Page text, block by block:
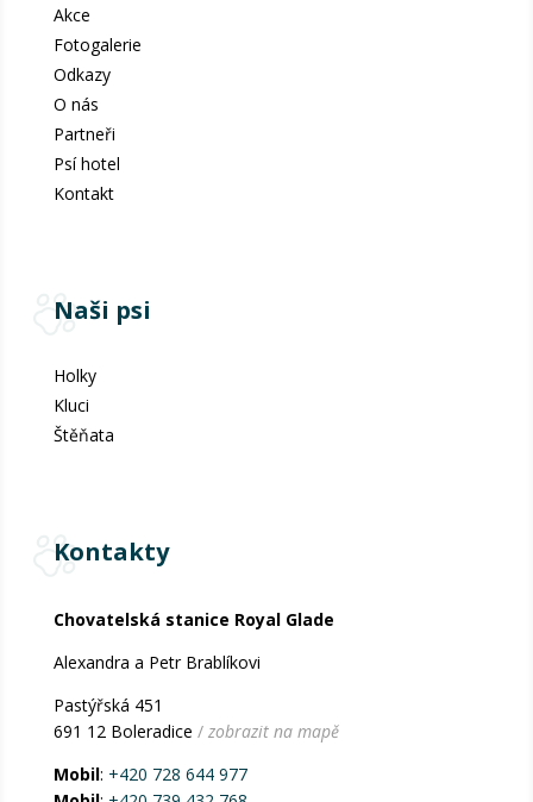
Akce
Fotogalerie
Odkazy
O nás
Partneři
Psí hotel
Kontakt
Naši psi
Holky
Kluci
Štěňata
Kontakty
Chovatelská stanice Royal Glade
Alexandra a Petr Brablíkovi
Pastýřská 451
691 12 Boleradice / zobrazit na mapě
Mobil: +420 728 644 977